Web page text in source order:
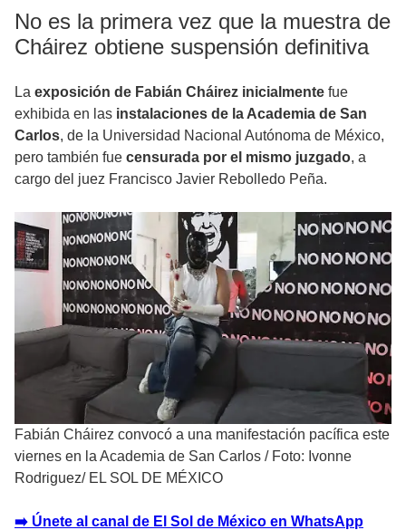
No es la primera vez que la muestra de
Cháirez obtiene suspensión definitiva
La exposición de Fabián Cháirez inicialmente fue
exhibida en las instalaciones de la Academia de San
Carlos, de la Universidad Nacional Autónoma de México,
pero también fue censurada por el mismo juzgado, a
cargo del juez Francisco Javier Rebolledo Peña.
Fabián Cháirez convocó a una manifestación pacífica este
viernes en la Academia de San Carlos / Foto: Ivonne
Rodriguez/ EL SOL DE MÉXICO
➡️ Únete al canal de El Sol de México en WhatsApp